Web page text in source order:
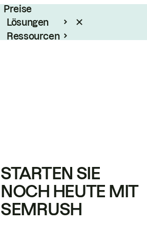
Preise
Lösungen
Ressourcen
STARTEN SIE
NOCH HEUTE MIT
SEMRUSH